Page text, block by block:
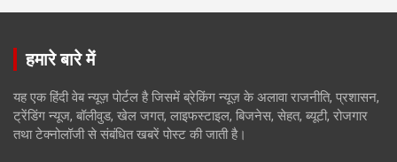
हमारे बारे में
यह एक हिंदी वेब न्यूज़ पोर्टल है जिसमें ब्रेकिंग न्यूज़ के अलावा राजनीति, प्रशासन,
ट्रेंडिंग न्यूज, बॉलीवुड, खेल जगत, लाइफस्टाइल, बिजनेस, सेहत, ब्यूटी, रोजगार
तथा टेक्नोलॉजी से संबंधित खबरें पोस्ट की जाती है।